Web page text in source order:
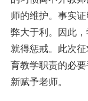
师的维护。事实
弊大于利。因此
就得惩戒。此次
育教学职责的必
新赋予老师。